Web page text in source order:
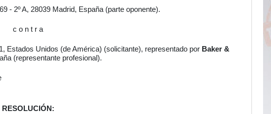
- 2º A, 28039 Madrid, España (parte oponente).
c o n t r a
Estados Unidos (de América) (solicitante), representado por Baker &
(representante profesional).
RESOLUCIÓN: